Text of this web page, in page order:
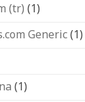
(tr) (1)
Generic(1)
(1)